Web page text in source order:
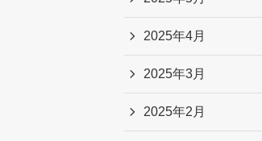
2025年4月
2025年3月
2025年2月